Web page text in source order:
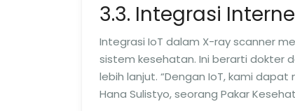
3.3. Integrasi
Integrasi IoT dalam X-ray scanner
sistem kesehatan. Ini berarti dokter
lebih lanjut. “Dengan IoT, kami
Hana Sulistyo, seorang Pakar